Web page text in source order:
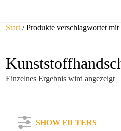
Start / Produkte verschlagwortet
Einzelnes Ergebnis wird angezeigt
SHOW FILTERS